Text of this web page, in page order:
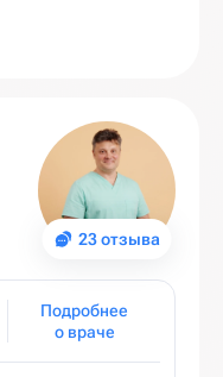
23 отзыва
Подробнее
о враче